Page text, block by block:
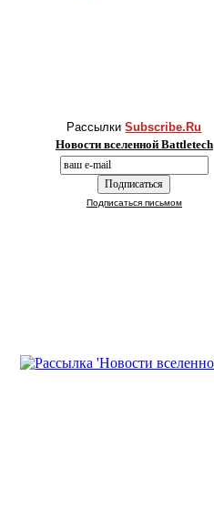
РассылкиSubscribe.Ru
Новости вселенной Battletech
Подписаться письмом